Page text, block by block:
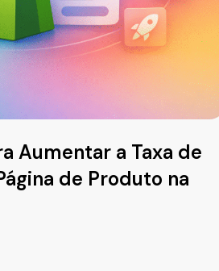
Aumentar a Taxa de
de Produto na